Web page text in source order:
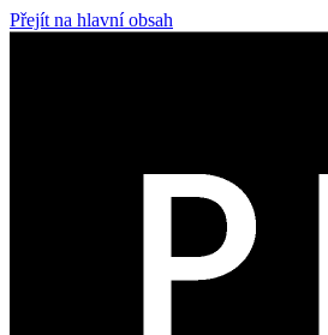
Přejít na hlavní obsah